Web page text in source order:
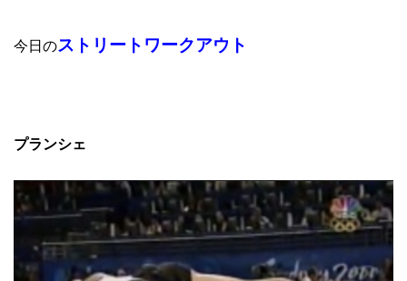
今日のストリートワークアウト
プランシェ